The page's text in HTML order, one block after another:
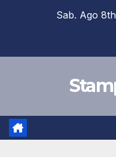
Sab. Ago